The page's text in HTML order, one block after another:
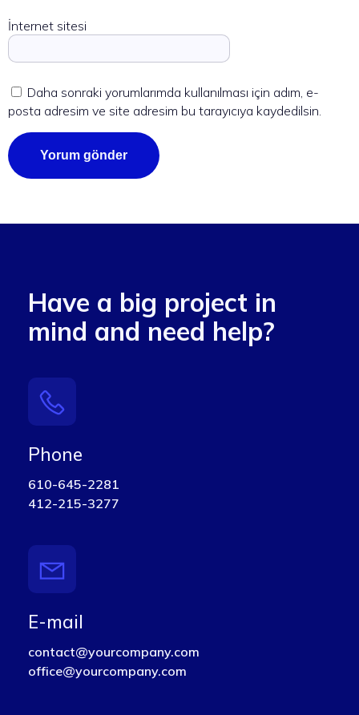
İnternet sitesi
Daha sonraki yorumlarımda kullanılması için adım, e-
posta adresim ve site adresim bu tarayıcıya kaydedilsin.
Have a big project in
mind and need help?
Phone
610-645-2281
412-215-3277
E-mail
contact@yourcompany.com
office@yourcompany.com